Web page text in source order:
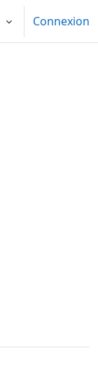
Connexion